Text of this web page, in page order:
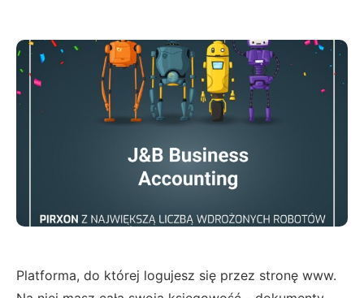
Platforma, do której logujesz się przez stronę www.